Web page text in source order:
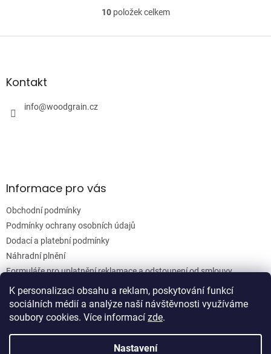
K personalizaci obsahu a reklam, poskytování funkcí
sociálních médií a analýze naší návštěvnosti využíváme
soubory cookies. Více informací zde.
Nastavení
O
l
u
10položek celkem
Z
aKontakt
info@woodgrain.cz
Informace pro vás
Obchodní podmínky
Podmínky ochrany osobních údajů
Dodací a platební podmínky
Náhradní plnění
Formuláře pro uplatnění reklamace a odstoupení od smlouvy
Moje objednávka